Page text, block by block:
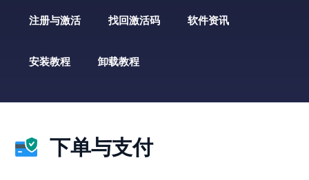
注册与激活 找回激活码 软件资讯
安装教程 卸载教程
下单与支付